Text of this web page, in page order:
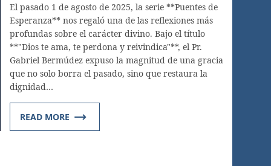
El pasado 1 de agosto de 2025, la serie **Puentes de
Esperanza** nos regaló una de las reflexiones más
profundas sobre el carácter divino. Bajo el título
**"Dios te ama, te perdona y reivindica"**, el Pr.
Gabriel Bermúdez expuso la magnitud de una gracia
que no solo borra el pasado, sino que restaura la
dignidad…
READ MORE